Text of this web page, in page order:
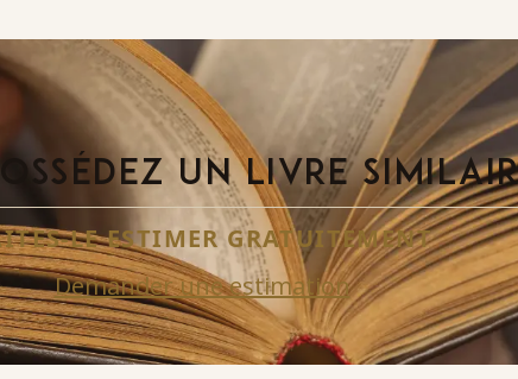
UN LIVRE
LE ESTIMER GRATUITEMENT
Demander une estimation